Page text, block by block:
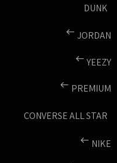
DUNK
JORDAN
YEEZY
PREMIUM
CONVERSE ALL STAR
NIKE